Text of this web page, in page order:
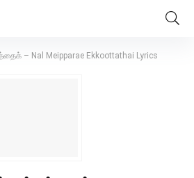
– Nal Meipparae Ekkoottathai Lyrics